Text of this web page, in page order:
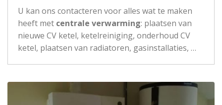
U kan ons contacteren voor alles wat te maken
heeft met centrale verwarming: plaatsen van
nieuwe CV ketel, ketelreiniging, onderhoud CV
ketel, plaatsen van radiatoren, gasinstallaties, …